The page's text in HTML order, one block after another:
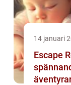
14 januari
Escape